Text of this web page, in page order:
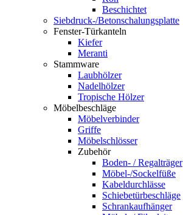
Beschichtet
Siebdruck-/Betonschalungsplatte
Fenster-Türkanteln
Kiefer
Meranti
Stammware
Laubhölzer
Nadelhölzer
Tropische Hölzer
Möbelbeschläge
Möbelverbinder
Griffe
Möbelschlösser
Zubehör
Boden- / Regalträger
Möbel-/Sockelfüße
Kabeldurchlässe
Schiebetürbeschläge
Schrankaufhänger